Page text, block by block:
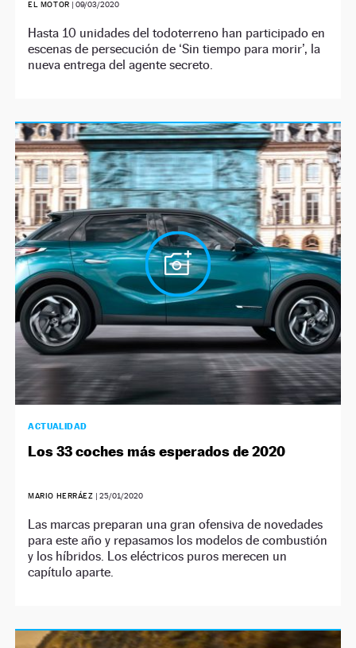
EL MOTOR | 09/03/2020
Hasta 10 unidades del todoterreno han participado en
escenas de persecución de ‘Sin tiempo para morir’, la
nueva entrega del agente secreto.
ACTUALIDAD
Los 33 coches más esperados de 2020
MARIO HERRÁEZ | 25/01/2020
Las marcas preparan una gran ofensiva de novedades
para este año y repasamos los modelos de combustión
y los híbridos. Los eléctricos puros merecen un
capítulo aparte.